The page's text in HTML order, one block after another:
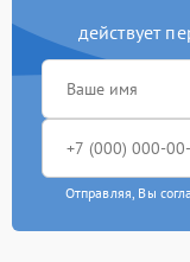
действует
Отправляя, Вы